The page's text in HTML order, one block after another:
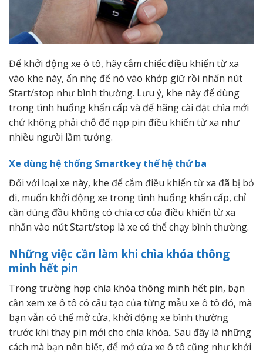
Để khởi động xe ô tô, hãy cắm chiếc điều khiển từ xa
vào khe này, ấn nhẹ để nó vào khớp giữ rồi nhấn nút
Start/stop như bình thường. Lưu ý, khe này để dùng
trong tình huống khẩn cấp và để hãng cài đặt chìa mới
chứ không phải chỗ để nạp pin điều khiển từ xa như
nhiều người lầm tưởng.
Xe dùng hệ thống Smartkey thế hệ thứ ba
Đối với loại xe này, khe để cắm điều khiển từ xa đã bị bỏ
đi, muốn khởi động xe trong tình huống khẩn cấp, chỉ
cần dùng đầu không có chìa cơ của điều khiển từ xa
nhấn vào nút Start/stop là xe có thể chạy bình thường.
Những việc cần làm khi chìa khóa thông
minh hết pin
Trong trường hợp chìa khóa thông minh hết pin, bạn
cần xem xe ô tô có cấu tạo của từng mẫu xe ô tô đó, mà
bạn vẫn có thể mở cửa, khởi động xe bình thường
trước khi thay pin mới cho chìa khóa.. Sau đây là những
cách mà bạn nên biết, để mở cửa xe ô tô cũng như khởi